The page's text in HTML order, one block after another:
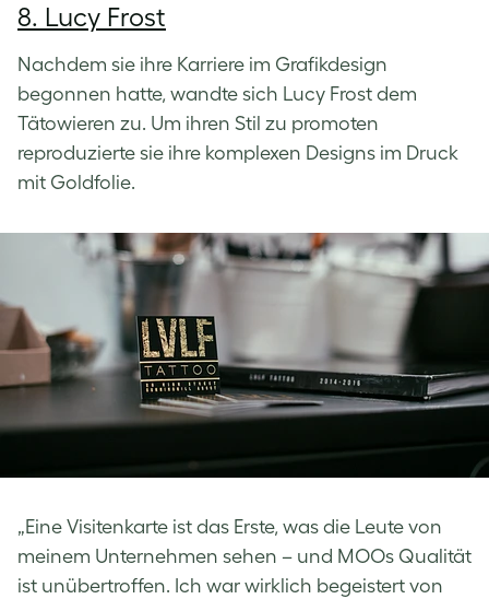
8. Lucy Frost
Nachdem sie ihre Karriere im Grafikdesign
begonnen hatte, wandte sich Lucy Frost dem
Tätowieren zu. Um ihren Stil zu promoten
reproduzierte sie ihre komplexen Designs im Druck
mit Goldfolie.
„Eine Visitenkarte ist das Erste, was die Leute von
meinem Unternehmen sehen – und MOOs Qualität
ist unübertroffen. Ich war wirklich begeistert von